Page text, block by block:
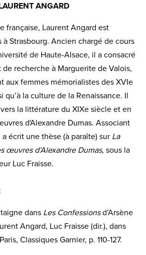
ANGARD
française, Laurent Angard est
Strasbourg. Ancien chargé de cours
de Haute-Alsace, il a consacré
de recherche à Marguerite de Valois,
aux femmes mémorialistes des XVIe
qu’à la culture de la Renaissance. Il
la littérature du XIXe siècle et en
d'Alexandre Dumas. Associant
écrit une thèse (à paraîte) sur La
œuvres d’Alexandre Dumas, sous la
Luc Fraisse.
dans Les Confessionsd’Arsène
Angard, Luc Fraisse (dir.), dans
Classiques Garnier, p. 110-127.